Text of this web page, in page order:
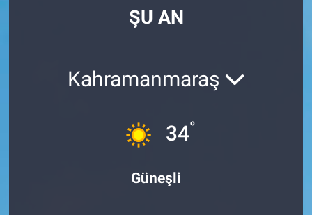
ŞU AN
Kahramanmaraş
34°
Güneşli